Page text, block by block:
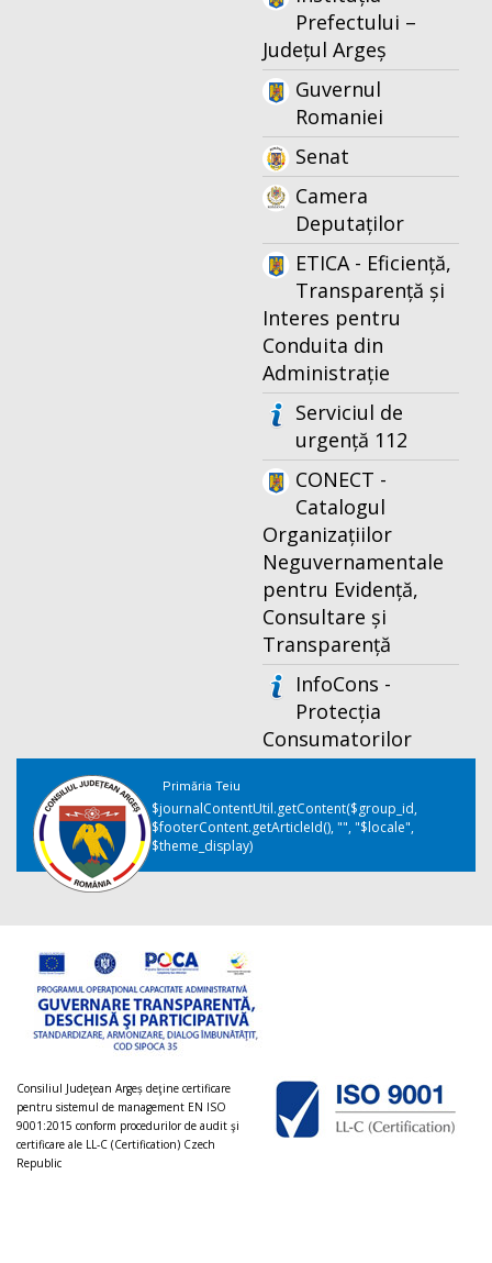
Prefectului –
Județul Argeș
Guvernul
Romaniei
Senat
Camera
Deputaților
ETICA - Eficiență,
Transparență și
Interes pentru
Conduita din
Administrație
Serviciul de
urgență 112
CONECT -
Catalogul
Organizațiilor
Neguvernamentale
pentru Evidență,
Consultare și
Transparență
InfoCons -
Protecția
Consumatorilor
Primăria Teiu
$journalContentUtil.getContent($group_id,
$footerContent.getArticleId(), "", "$locale",
$theme_display)
Consiliul Judeţean Argeș deţine certificare
pentru sistemul de management EN ISO
9001:2015 conform procedurilor de audit şi
certificare ale LL-C (Certification) Czech
Republic